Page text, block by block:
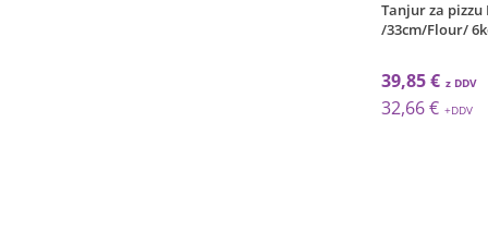
Tanjur za pizzu
/33cm/Flour/
39,85 €
32,66 €